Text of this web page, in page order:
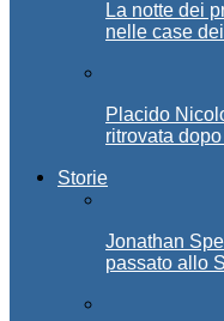
La notte dei
nelle case
Placido
ritrovata
Storie
Jonathan
passato allo